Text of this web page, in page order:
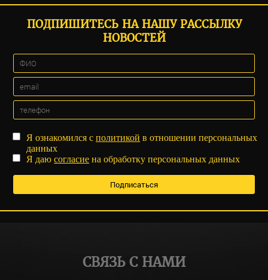
ПОДПИШИТЕСЬ НА НАШУ РАССЫЛКУ
НОВОСТЕЙ
Я ознакомился сполитикой в отношении персональных
данных
Я даюсогласие на обработку персональных данных
СВЯЗЬ С НАМИ